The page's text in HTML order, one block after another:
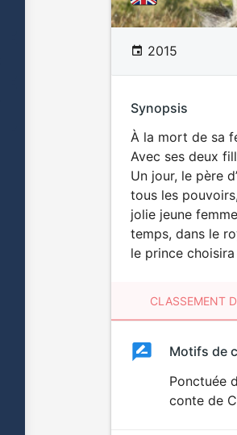
2015
Synopsis
À la mort de sa
Avec ses deux
Un jour, le père
tous les
jolie jeune
temps, dans le
le prince
CLASSEMENT
Classement
Motifs de
Ponctuée
conte de